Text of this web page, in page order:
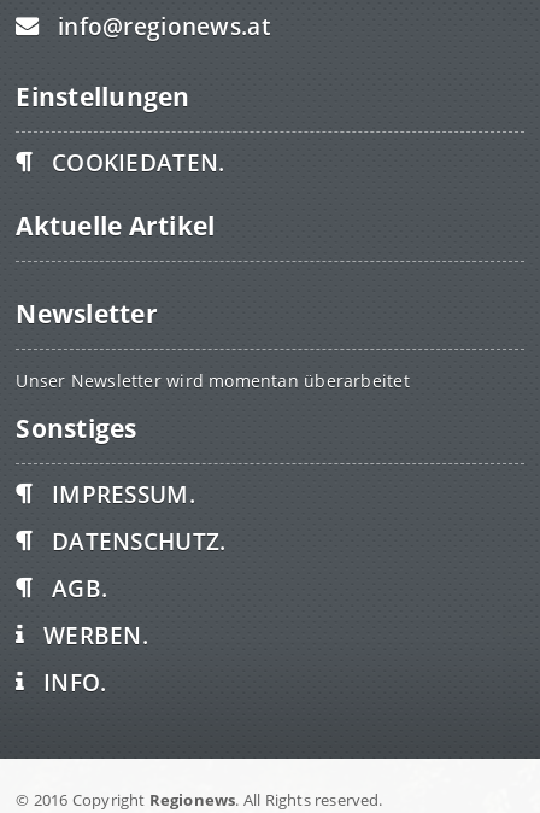
info@regionews.at
Einstellungen
COOKIEDATEN.
Aktuelle Artikel
Newsletter
Unser Newsletter wird momentan überarbeitet
Sonstiges
IMPRESSUM.
DATENSCHUTZ.
AGB.
WERBEN.
INFO.
© 2016 Copyright Regionews. All Rights reserved.